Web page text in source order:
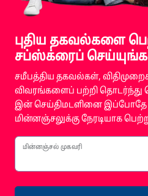
புதிய தகவல்களை
சப்ஸ்க்ரைப்
சமீபத்திய தகவல்கள்,
விவரங்களைப் பற்றி தொடர்ந்து
இன் செய்திமடளினை இப்போதே
மின்னஞ்சலுக்கு நேரடியாக
மின்னஞ்சல் முகவரி